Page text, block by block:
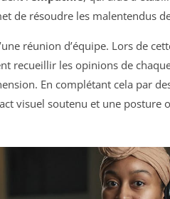
de résoudre les malentendus
réunion d’équipe. Lors de
recueillir les opinions de
En complétant cela par
visuel soutenu et une posture